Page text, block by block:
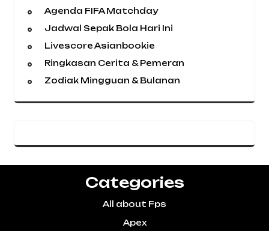
Agenda FIFA Matchday
Jadwal Sepak Bola Hari Ini
Livescore Asianbookie
Ringkasan Cerita & Pemeran
Zodiak Mingguan & Bulanan
Categories
All about Fps
Apex